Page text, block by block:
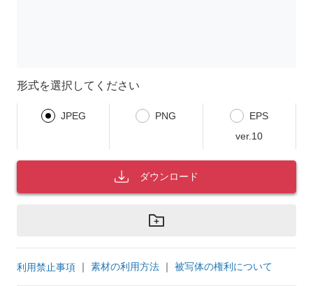
形式を選択してください
JPEG PNG
EPS
ver.10
ダウンロード
利用禁止事項 ｜ 素材の利用方法 ｜ 被写体の権利について